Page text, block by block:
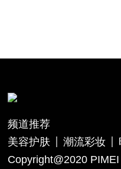
频道推荐
美容护肤
潮流彩妆
Copyright@2020